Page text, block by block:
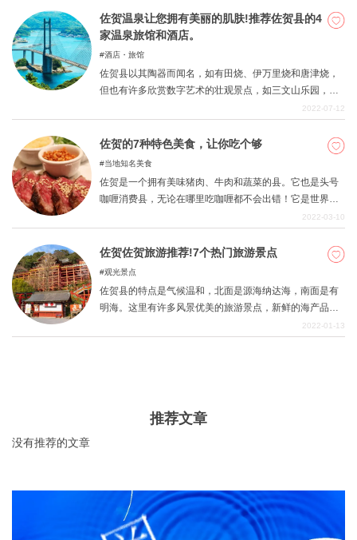
佐贺温泉让您拥有美丽的肌肤!推荐佐贺县的4
家温泉旅馆和酒店。
酒店・旅馆
佐贺县以其陶器而闻名，如有田烧、伊万里烧和唐津烧，
但也有许多欣赏数字艺术的壮观景点，如三文山乐园，你
可以在宏伟的大自然中放松，以及七松山，一个自然纪念
蟹、鱿鱼和其他海产品而闻名，也是高质量天然温泉的宝
库，据说可以保持皮肤湿润和光滑。 因此，本文介绍了佐
2022-07-12
佐贺的7种特色美食，让你吃个够
当地知名美食
佐贺是一个拥有美味猪肉、牛肉和蔬菜的县。它也是头号
咖喱消费县，无论在哪里吃咖喱都不会出错！它是世界上
最大的咖喱消费县！还有一些当地的菜肴，如西西里米饭
们鼓励你尝试一些佐贺的特色菜。
2022-03-10
佐贺佐贺旅游推荐!7个热门旅游景点
观光景点
佐贺县的特点是气候温和，北面是源海纳达海，南面是有
明海。这里有许多风景优美的旅游景点，新鲜的海产品、
烧烤产品和温泉都非常受欢迎。佐贺县推荐给那些想享受
2022-01-13
推荐文章
没有推荐的文章